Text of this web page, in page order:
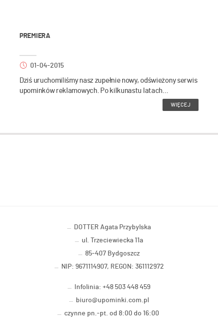
PREMIERA
01-04-2015
Dziś uruchomiliśmy nasz zupełnie nowy, odświeżony serwis
upominków reklamowych. Po kilkunastu latach...
WIĘCEJ
DOTTER Agata Przybylska
ul. Trzeciewiecka 11a
85-407 Bydgoszcz
NIP: 9671114907, REGON: 361112972
Infolinia: +48 503 448 459
biuro@upominki.com.pl
czynne pn.-pt. od 8:00 do 16:00